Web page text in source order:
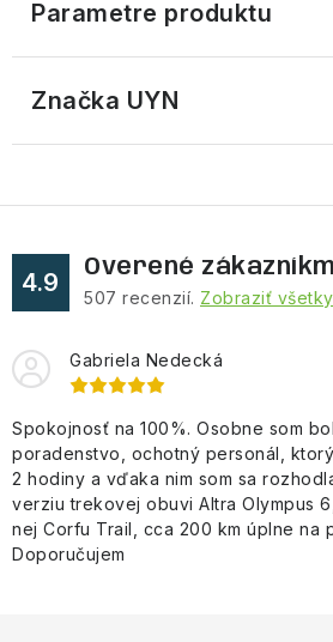
Parametre produktu
Značka UYN
4.9
Overené
507 recenzií. Zobraziť
Gabriela Nedecká
Spokojnosť na 100%. Osobne som
poradenstvo, ochotný personál,
2 hodiny a vďaka nim som sa
verziu trekovej obuvi Altra Olympus
nej Corfu Trail, cca 200 km úplne na
Doporučujem